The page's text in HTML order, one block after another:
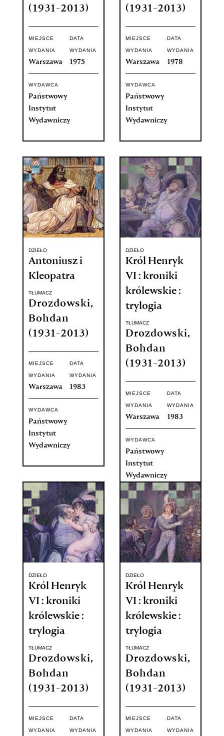
(1931-2013)
MIEJSCE
WYDANIA
Warszawa
DATA
WYDANIA
1975
WYDAWCA
Państwowy
Instytut
Wydawniczy
(1931-2013)
MIEJSCE
WYDANIA
Warszawa
DATA
WYDANIA
1978
WYDAWCA
Państwowy
Instytut
Wydawniczy
DZIEŁO
Antoniusz i
Kleopatra
TŁUMACZ
Drozdowski,
Bohdan
(1931-2013)
MIEJSCE
WYDANIA
Warszawa
DATA
WYDANIA
1983
WYDAWCA
Państwowy
Instytut
Wydawniczy
DZIEŁO
Król Henryk
VI : kroniki
królewskie :
trylogia
TŁUMACZ
Drozdowski,
Bohdan
(1931-2013)
MIEJSCE
WYDANIA
Warszawa
DATA
WYDANIA
1983
WYDAWCA
Państwowy
Instytut
Wydawniczy
DZIEŁO
Król Henryk
VI : kroniki
królewskie :
trylogia
TŁUMACZ
Drozdowski,
Bohdan
(1931-2013)
MIEJSCE
WYDANIA
DATA
WYDANIA
DZIEŁO
Król Henryk
VI : kroniki
królewskie :
trylogia
TŁUMACZ
Drozdowski,
Bohdan
(1931-2013)
MIEJSCE
WYDANIA
DATA
WYDANIA